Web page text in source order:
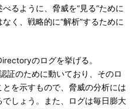
るように、脅威を“見る”ために
く、戦略的に“解析”するために
のログを挙げる。
証のために動いており、そのロ
を示すもので、脅威の分析には
でしょう。また、ログは毎日膨大